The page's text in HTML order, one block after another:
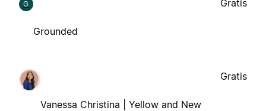
G
Grounded
Gratis
Vanessa Christina | Yellow and New
Gratis